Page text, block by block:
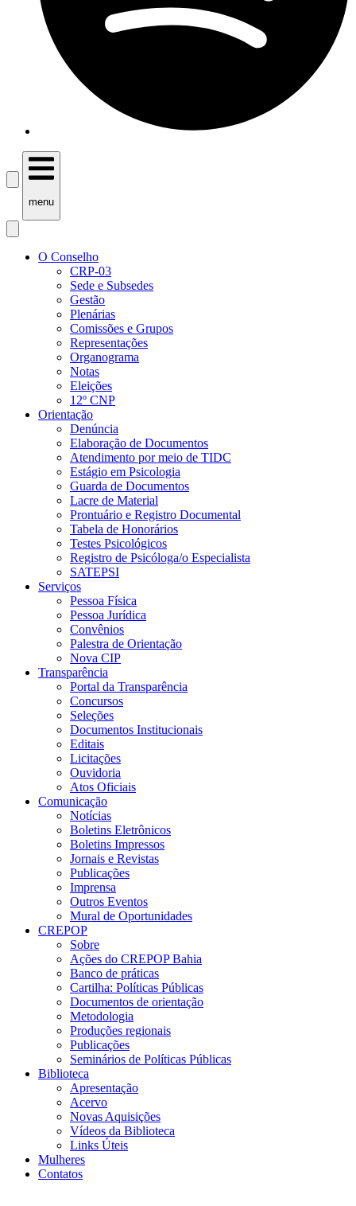
menu
O Conselho
CRP-03
Sede e Subsedes
Gestão
Plenárias
Comissões e Grupos
Representações
Organograma
Notas
Eleições
12º CNP
Orientação
Denúncia
Elaboração de Documentos
Atendimento por meio de TIDC
Estágio em Psicologia
Guarda de Documentos
Lacre de Material
Prontuário e Registro Documental
Tabela de Honorários
Testes Psicológicos
Registro de Psicóloga/o Especialista
SATEPSI
Serviços
Pessoa Física
Pessoa Jurídica
Convênios
Palestra de Orientação
Nova CIP
Transparência
Portal da Transparência
Concursos
Seleções
Documentos Institucionais
Editais
Licitações
Ouvidoria
Atos Oficiais
Comunicação
Notícias
Boletins Eletrônicos
Boletins Impressos
Jornais e Revistas
Publicações
Imprensa
Outros Eventos
Mural de Oportunidades
CREPOP
Sobre
Ações do CREPOP Bahia
Banco de práticas
Cartilha: Políticas Públicas
Documentos de orientação
Metodologia
Produções regionais
Publicações
Seminários de Políticas Públicas
Biblioteca
Apresentação
Acervo
Novas Aquisições
Vídeos da Biblioteca
Links Úteis
Mulheres
Contatos